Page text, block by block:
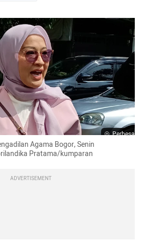
Perbesar
Agama Bogor, Senin
Pratama/kumparan
ADVERTISEMENT